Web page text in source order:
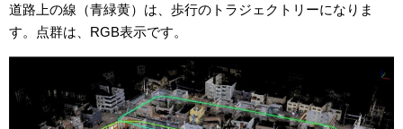
道路上の線（青緑黄）は、歩行のトラジェクトリーになりま
す。点群は、RGB表示です。